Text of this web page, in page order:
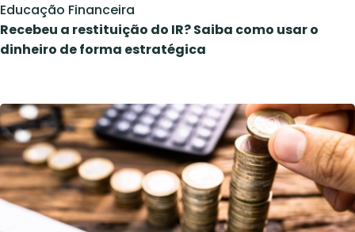
Educação Financeira
Recebeu a restituição do IR? Saiba como usar o
dinheiro de forma estratégica